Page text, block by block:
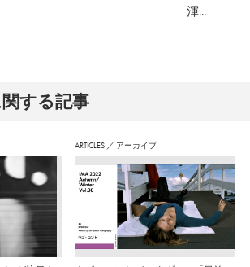
渾...
する記事
ARTICLES ／ アーカイブ